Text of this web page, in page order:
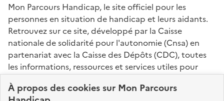
À propos descookiessur Mon Parcours
Mon Parcours Handicap, le site officiel pour les
personnes en situation de handicap et leurs aidants.
Retrouvez sur ce site, développé par la Caisse
nationale de solidarité pour l'autonomie (Cnsa) en
partenariat avec la Caisse des Dépôts (CDC), toutes
les informations, ressources et services utiles pour
connaître vos droits, effectuer vos démarches,
identifier vos interlocuteurs.